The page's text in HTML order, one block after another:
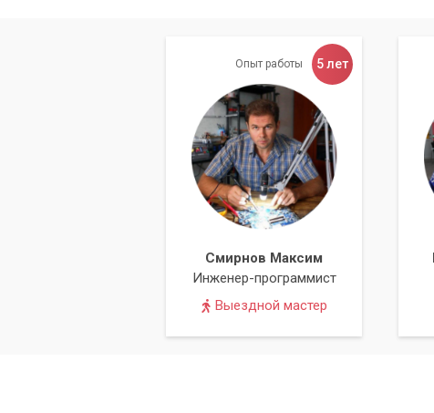
Опыт работы 5 лет
Смирнов Максим
Инженер-программист
Выездной мастер